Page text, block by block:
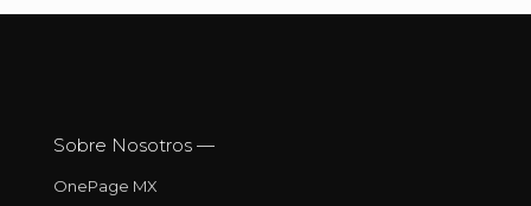
Sobre Nosotros —
OnePage MX